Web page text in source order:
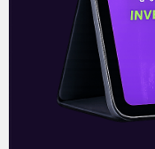
Leia mais
05/01/2022